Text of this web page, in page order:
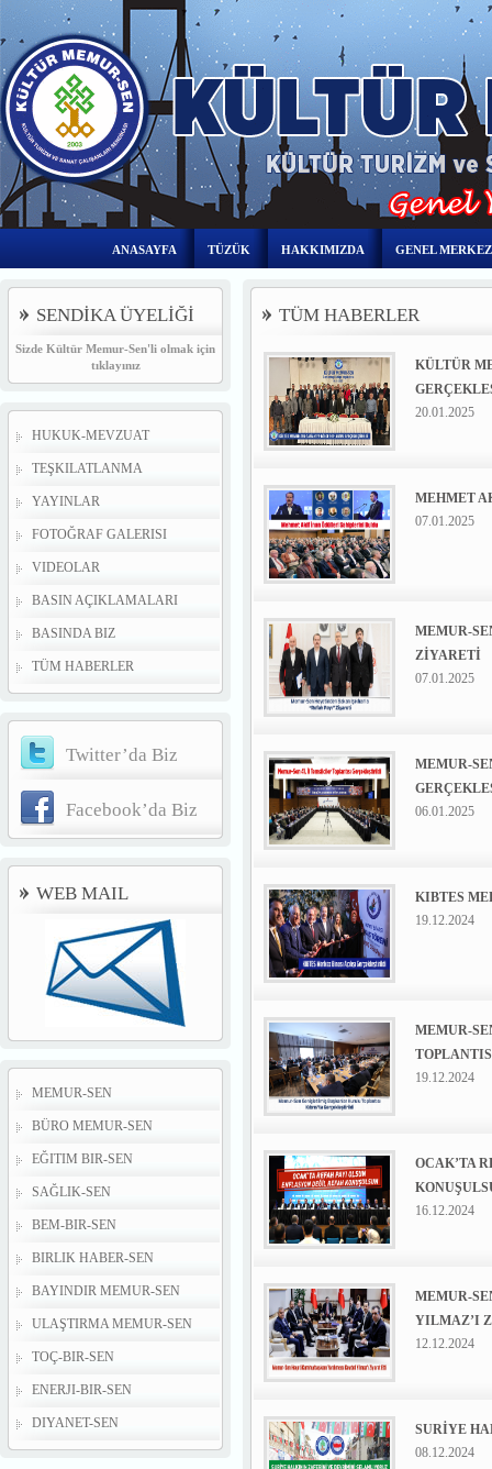
ANASAYFA TÜZÜK HAKKIMIZDA GENEL
SENDİKA ÜYELİĞİ
Sizde Kültür Memur-Sen'li olmak için
tıklayınız
HUKUK-MEVZUAT
TEŞKILATLANMA
YAYINLAR
FOTOĞRAF GALERISI
VIDEOLAR
BASIN AÇIKLAMALARI
BASINDA BIZ
TÜM HABERLER
Twitter’da Biz
Facebook’da Biz
WEB MAIL
MEMUR-SEN
BÜRO MEMUR-SEN
EĞITIM BIR-SEN
SAĞLIK-SEN
BEM-BIR-SEN
BIRLIK HABER-SEN
BAYINDIR MEMUR-SEN
ULAŞTIRMA MEMUR-SEN
TOÇ-BIR-SEN
ENERJI-BIR-SEN
DIYANET-SEN
TÜM HABERLER
KÜLTÜR
20.01.2025
MEHMET
07.01.2025
MEMUR-
ZİYARETİ
07.01.2025
MEMUR-
06.01.2025
KIBTES
19.12.2024
MEMUR-
19.12.2024
OCAK’TA
16.12.2024
MEMUR-
YILMAZ’I
12.12.2024
SURİYE
08.12.2024